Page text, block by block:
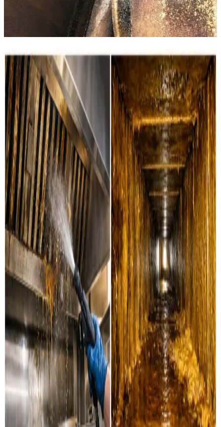
Vores rens-ydelser i Espergærde
Boligventilation
Grundig rensning af ventilationskanaler, ventiler og
aggregater i private boliger i Espergærde. Vi servicerer
alle mærker.
Læs mere
Industri & erhverv
Professionel rensning af industrielle ventilationssystemer
og erhvervsanlæg i Espergærde og omegn.
Læs mere